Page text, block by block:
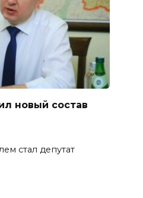
новый состав
стал депутат